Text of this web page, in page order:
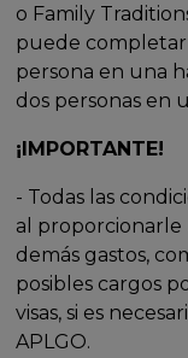
o Family
puede
persona en una
dos personas en
¡IMPORTANTE!
- Todas las
al proporcionarle
demás gastos,
posibles cargos
visas, si es
APLGO.